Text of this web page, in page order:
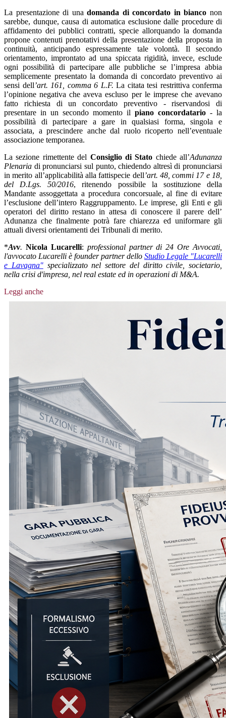
La presentazione di unadomanda di concordato in bianco non
sarebbe, dunque, causa di automatica esclusione dalle procedure di
affidamento dei pubblici contratti, specie allorquando la domanda
propone contenuti prenotativi della presentazione della proposta in
continuità, anticipando espressamente tale volontà. Il secondo
orientamento, improntato ad una spiccata rigidità, invece, esclude
ogni possibilità di partecipare alle pubbliche se l’impresa abbia
semplicemente presentato la domanda di concordato preventivo ai
sensi dell’art. 161, comma 6 L.F. La citata tesi restrittiva conferma
l’opinione negativa che aveva escluso per le imprese che avevano
fatto richiesta di un concordato preventivo - riservandosi di
presentare in un secondo momento il piano concordatario - la
possibilità di partecipare a gare in qualsiasi forma, singola e
associata, a prescindere anche dal ruolo ricoperto nell’eventuale
associazione temporanea.
La sezione rimettente del Consiglio di Stato chiede all’Adunanza
Plenaria di pronunciarsi sul punto, chiedendo altresì di pronunciarsi
in merito all’applicabilità alla fattispecie dell’art. 48, commi 17 e 18,
del D.Lgs. 50/2016, ritenendo possibile la sostituzione della
Mandante assoggettata a procedura concorsuale, al fine di evitare
l’esclusione dell’intero Raggruppamento. Le imprese, gli Enti e gli
operatori del diritto restano in attesa di conoscere il parere dell’
Adunanza che finalmente potrà fare chiarezza ed uniformare gli
attuali diversi orientamenti dei Tribunali di merito.
*Avv. Nicola Lucarelli: professional partner di 24 Ore Avvocati,
l'avvocato Lucarelli è founder partner dello Studio Legale "Lucarelli
e Lavagna"specializzato nel settore del diritto civile, societario,
nella crisi d'impresa, nel real estate ed in operazioni di M&A.
Leggi anche